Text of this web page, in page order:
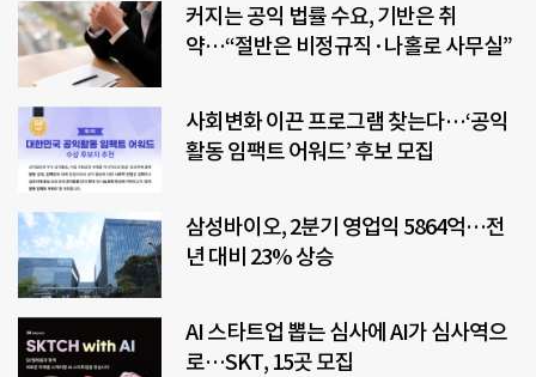
커지는 공익 법률 수요, 기반은 취
약…“절반은 비정규직·나홀로 사무실”
사회변화 이끈 프로그램 찾는다…‘공익
활동 임팩트 어워드’ 후보 모집
삼성바이오, 2분기 영업익 5864억…전
년 대비 23% 상승
AI 스타트업 뽑는 심사에 AI가 심사역으
로…SKT, 15곳 모집